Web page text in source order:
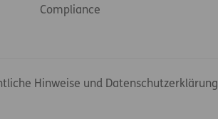
Compliance
Hinweise und Datenschutzerklärung